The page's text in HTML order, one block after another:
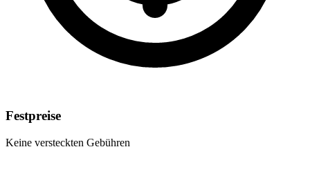
Festpreise
Keine versteckten Gebühren